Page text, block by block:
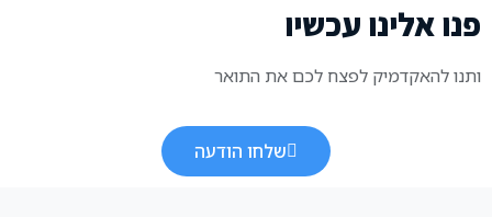
פנו אלינו עכשיו
ותנו להאקדמיק לפצח לכם את התואר
שלחו הודעה